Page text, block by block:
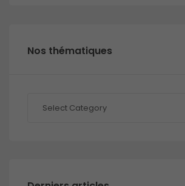
Nos thématiques
thématiques